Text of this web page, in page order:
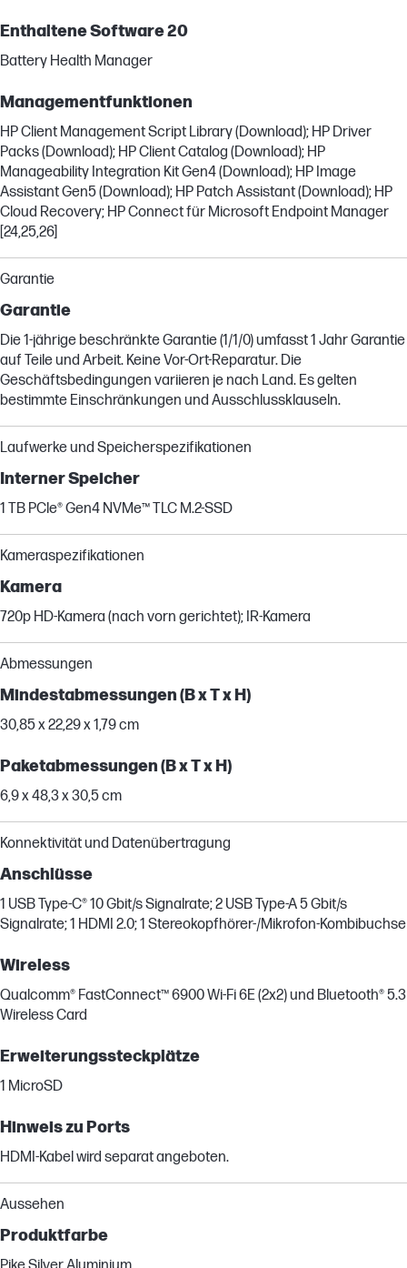
Enthaltene Software 20
Battery Health Manager
Managementfunktionen
HP Client Management Script Library (Download); HP Driver
Packs (Download); HP Client Catalog (Download); HP
Manageability Integration Kit Gen4 (Download); HP Image
Assistant Gen5 (Download); HP Patch Assistant (Download); HP
Cloud Recovery; HP Connect für Microsoft Endpoint Manager
[24,25,26]
Garantie
Garantie
Die 1-jährige beschränkte Garantie (1/1/0) umfasst 1 Jahr Garantie
auf Teile und Arbeit. Keine Vor-Ort-Reparatur. Die
Geschäftsbedingungen variieren je nach Land. Es gelten
bestimmte Einschränkungen und Ausschlussklauseln.
Laufwerke und Speicherspezifikationen
Interner Speicher
1 TB PCle® Gen4 NVMe™ TLC M.2-SSD
Kameraspezifikationen
Kamera
720p HD-Kamera (nach vorn gerichtet); IR-Kamera
Abmessungen
Mindestabmessungen (B x T x H)
30,85 x 22,29 x 1,79 cm
Paketabmessungen (B x T x H)
6,9 x 48,3 x 30,5 cm
Konnektivität und Datenübertragung
Anschlüsse
1 USB Type-C® 10 Gbit/s Signalrate; 2 USB Type-A 5 Gbit/s
Signalrate; 1 HDMI 2.0; 1 Stereokopfhörer-/Mikrofon-Kombibuchse
Wireless
Qualcomm® FastConnect™ 6900 Wi-Fi 6E (2x2) und Bluetooth® 5.3
Wireless Card
Erweiterungssteckplätze
1 MicroSD
Hinweis zu Ports
HDMI-Kabel wird separat angeboten.
Aussehen
Produktfarbe